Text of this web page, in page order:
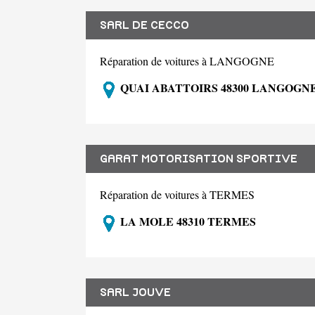
SARL DE CECCO
Réparation de voitures à LANGOGNE
QUAI ABATTOIRS 48300
GARAT MOTORISATION SPORTIVE
Réparation de voitures à TERMES
LA MOLE 48310 TERMES
SARL JOUVE